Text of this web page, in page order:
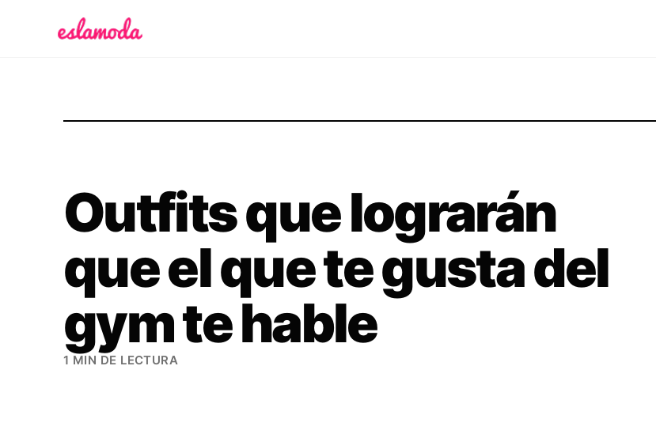
Outfits que lograrán
que el que te gusta del
gym te hable
1 MIN DE LECTURA